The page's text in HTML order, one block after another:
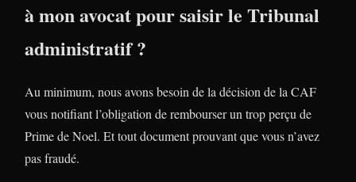
à mon avocat pour saisir le Tribunal
administratif ?
Au minimum, nous avons besoin de la décision de la CAF
vous notifiant l’obligation de rembourser un trop perçu de
Prime de Noel. Et tout document prouvant que vous n’avez
pas fraudé.